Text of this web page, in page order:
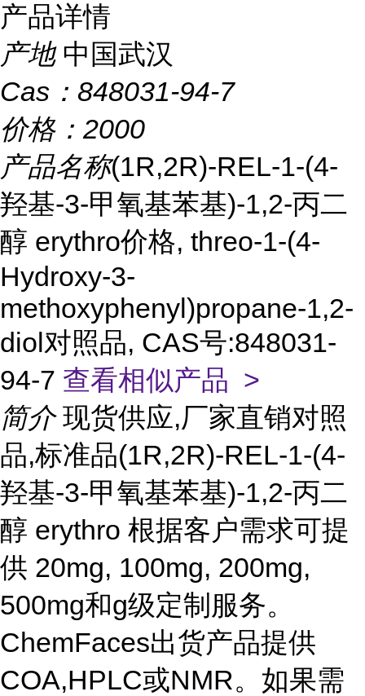
产品详情
产地 中国武汉
Cas： 848031-94-7
价格： 2000
产品名称(1R,2R)-REL-1-(4-
羟基-3-甲氧基苯基)-1,2-丙二
醇 erythro价格, threo-1-(4-
Hydroxy-3-
methoxyphenyl)propane-1,2-
diol对照品, CAS号:848031-
94-7 查看相似产品 >
简介 现货供应,厂家直销对照
品,标准品(1R,2R)-REL-1-(4-
羟基-3-甲氧基苯基)-1,2-丙二
醇 erythro 根据客户需求可提
供 20mg, 100mg, 200mg,
500mg和g级定制服务。
ChemFaces出货产品提供
COA,HPLC或NMR。如果需